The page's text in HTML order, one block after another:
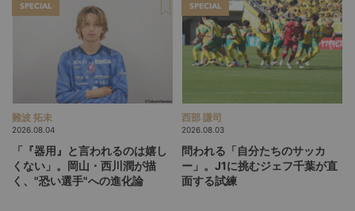
SPECIAL
難波 拓未
2026.08.04
「『器用』と言われるのは嬉し
くない」。岡山・西川潤が描
く、"恐い選手"への進化論
SPECIAL
西部 謙司
2026.08.03
問われる「自分たちのサッカ
ー」。J1に挑むジェフ千葉が直
面する試練